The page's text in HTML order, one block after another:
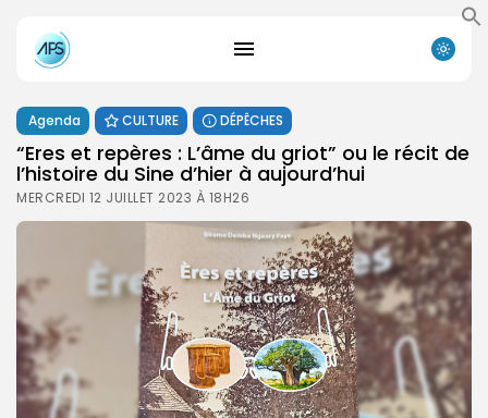
Agenda CULTURE DÉPÊCHES
“Eres et repères : L’âme du griot” ou le récit de
l’histoire du Sine d’hier à aujourd’hui
MERCREDI 12 JUILLET 2023 À 18H26